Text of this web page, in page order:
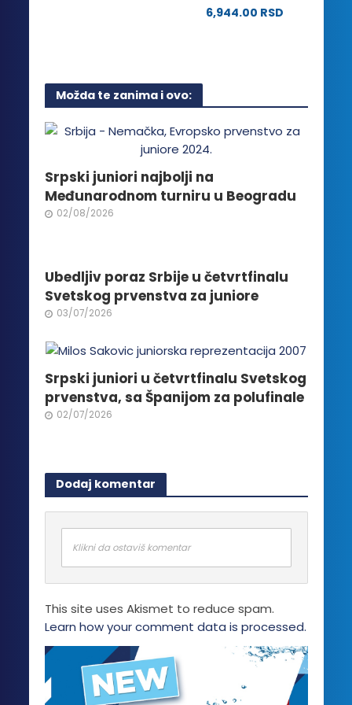
biti
izabrane
stranici
proizvoda.
6,944.00 RSD
Možda te zanima i ovo:
Srpski juniori najbolji na
Međunarodnom turniru u Beogradu
02/08/2026
Ubedljiv poraz Srbije u četvrtfinalu
Svetskog prvenstva za juniore
03/07/2026
Srpski juniori u četvrtfinalu Svetskog
prvenstva, sa Španijom za polufinale
02/07/2026
Dodaj komentar
Klikni da ostaviš komentar
This site uses Akismet to reduce spam.
Learn how your comment data is processed.